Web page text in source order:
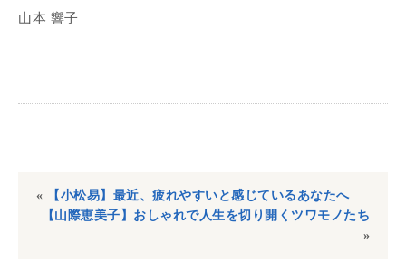
山本 響子
«
【小松易】最近、疲れやすいと感じているあなたへ
【山際恵美子】おしゃれで人生を切り開くツワモノたち
»